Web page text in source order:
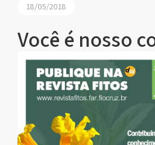
18/05/2018
Você é nosso